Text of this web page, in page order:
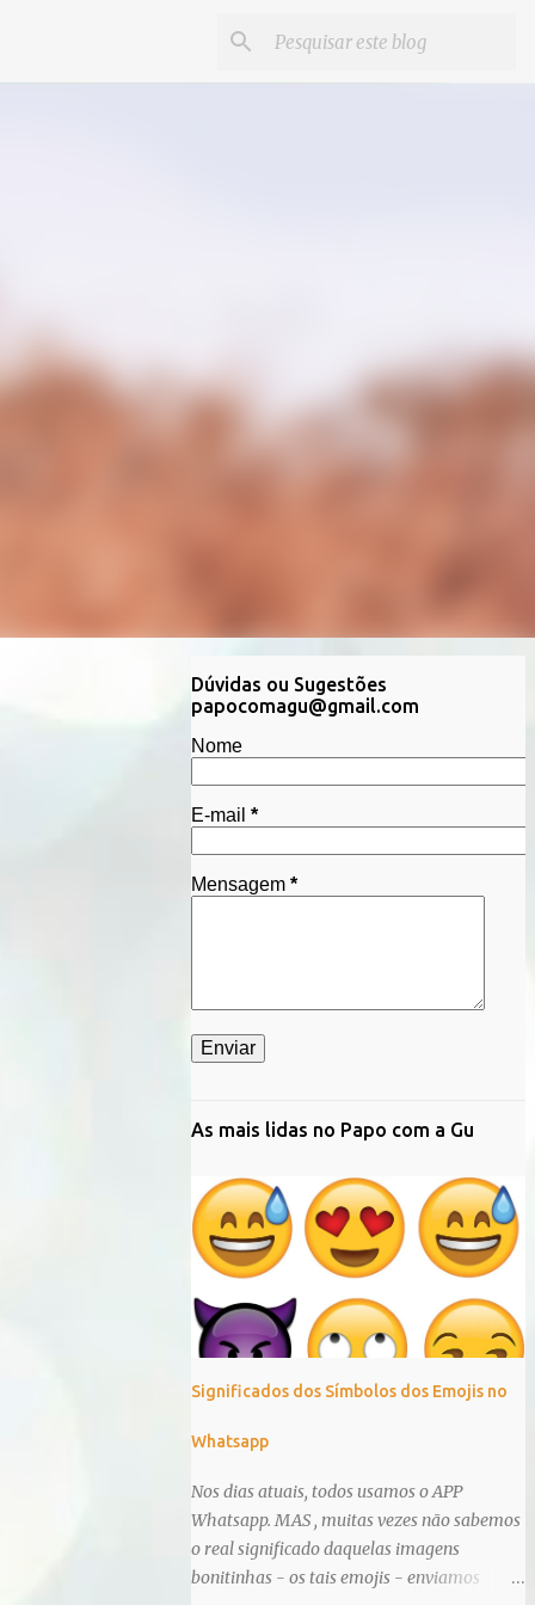
Dúvidas ou Sugestões
papocomagu@gmail.com
Nome
E-mail *
Mensagem *
As mais lidas no Papo com a Gu
Significados dos Símbolos dos Emojis no
Whatsapp
Nos dias atuais, todos usamos o APP
Whatsapp. MAS , muitas vezes não sabemos
o real significado daquelas imagens
bonitinhas - os tais emojis - enviamos